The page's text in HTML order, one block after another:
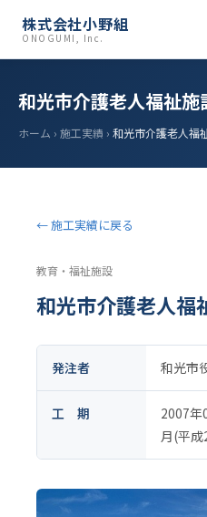
株式会社小野組
ONOGUMI, Inc.
和光市介護老人福祉施
ホーム › 施工実績 › 和光市介護老人福
← 施工実績に戻る
教育・福祉施設
和光市介護老人福
発注者 和光市
工 期
2007年
月(平成